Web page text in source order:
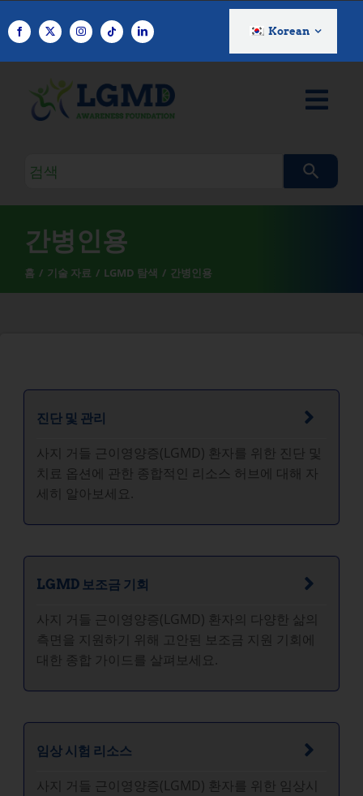
텐
Korean
검
쿼
리
간병인용
홈 기술 자료 LGMD 탐색 간병인용
진단 및 관리
사지 거들 근이영양증(LGMD) 환자를 위한 진단 및
치료 옵션에 관한 종합적인 리소스 허브에 대해 자
세히 알아보세요.
LGMD 보조금 기회
사지 거들 근이영양증(LGMD) 환자의 다양한 삶의
측면을 지원하기 위해 고안된 보조금 지원 기회에
대한 종합 가이드를 살펴보세요.
임상 시험 리소스
사지 거들 근이영양증(LGMD) 환자를 위한 임상시